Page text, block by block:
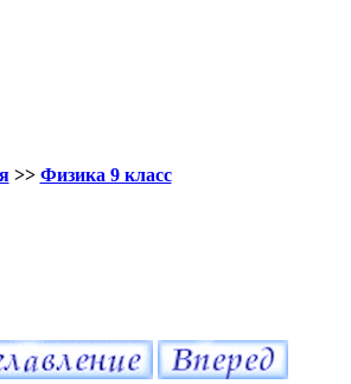
>> Физика 9 класс